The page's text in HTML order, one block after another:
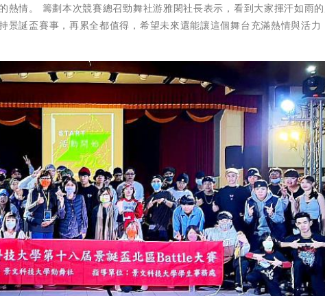
熱情。 籌劃本次競賽總召勁舞社游雅閑社長表示，看到大家揮汗如雨
景誕盃賽事，再累全都值得，希望未來還能讓這個舞台充滿熱情與活力